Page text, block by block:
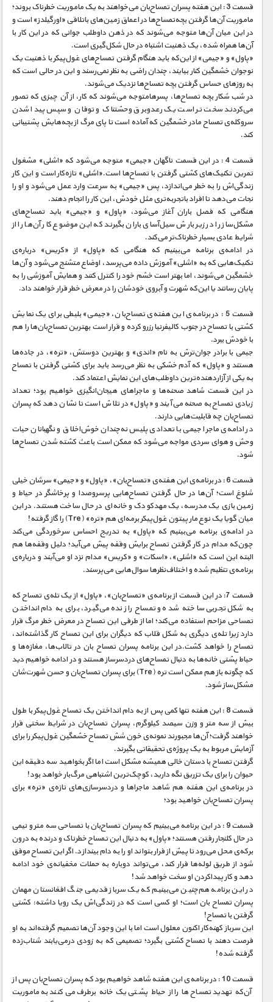
قسمت 3 : این هفته پسران تمساح‌بان می‌خواهند به یک ماموریت خطرناک بروند؛
ماموریت آن‌ها گرفتن بچه‌تمساح‌ها در اعماق زمین‌های باتلاقی «اورگیلدز» است و
در این میان آن‌ها متوجه می‌شوند که در ذهن داوطلب جوانی که در این کار با
آن‌ها همراه شده، یک ذهنیت اشتباه در حال شکل‌گیری است.
«پاول» و «جیمی» از این‌که باید هنگام گرفتن تمساح‌های غول‌پیکر با ذهنیت یک
نوجوان خشمگین کنار بیایند، چندان راضی به نظر نمی‌رسند و این در حالی است که
به روزهای حساس گرفتن بچه تمساح‌ها نزدیک می‌شوند.
در شب شکار بچه تمساح‌ها، پسرهامتوجه می‌شوند که کار، از آن چیزی که تصور
می‌کردند سخت تر است یک رعدوبرق وحشتناک و توفان و سپس پیدا شدن
سروکله‌ی تمساح مادر خشمگین که آماده است تا پای مرگ از بچه‌هایش پشتیبانی
کند.
قسمت 4 : در این قسمت ناگهان «جیمی» متوجه می‌شود که «اشلی» مشغول
تمرین تکنیک‌های کشتی گرفتن با تمساح‌ها است.«اشلی» تازه‌کار است و این کار
زندگی‌اش را به خطر می‌اندازد، پس «جیمی» به سرعت وارد عمل می‌شود و او را
نجات می‌دهد تا افراد باتجربه‌تری مثل خودش، این کار را انجام دهند.
هنگامی که فصل باران آغاز می‌شود، «پاول» و «جیمی» باید تمساح‌های
مشکل‌ساز را در زیر بارش سیل‌آسای باران بگیرند که این موضوع کار آن‌ها را از
شرایط عادی بسیار خطرناک‌تر می‌کند.
در ادامه‌ی برنامه می‌بینیم که هنگامی که «پاول» از «کریس» درباره‌ی
تکنیک‌هایی که به «اشلی» آموزش داده می‌پرسد، اوضاع متشنج می‌شود و آن‌ها
خشمگین می‌شوند، اما بهتر است خشم خود را کنترل کنند و همایش آموزشی را به
پایان رسانند یا این‌که شهرت و آبروی خودشان را در معرض خطر قرار خواهند داد.
قسمت 5 : در برنامه‌ی این هفته‌ی تمساح‌بان، «جیمی» بلیطی برای یک نمایش
کشتی با تمساح در جنوب کالیفرنیا رزرو کرده و قرار است بهترین تمساح‌بان‌ها را هم
با خودش ببرد.
جیمی با برادر جوان‌ترش به نام «اندی» و بهترین دوستش، «تره»، در جاده‌ها
هستند و «پاول» که آدم خشکی به نظر می‌رسد باید برای کشتی گرفتن با تمساح
به یکی از آزاردهنده‌ترین داوطلب‌های این نمایش اعتماد کند.
در این قسمت شاهد صحنه‌ها و ماجراهای هیجان‌انگیزی خواهیم بود؛ تعداد
زیادی تمساح به صحنه می‌آیند و «پاول» در تلاش است تا نشان دهد که پسران
تمساح‌بان چه قابلیت‌هایی دارند.
در ادامه‌ی ماجرا جیمی با تعدادی پلیس نه‌چندان خوش‌اخلاق و نگهبانان حیات
وحش و هوای سردی مواجه می‌شود که ممکن است باعث کشته شدن تمساح‌ها
شود.
قسمت 6 : در برنامه‌ی این هفته‌ی «تمساح‌بان»، «پاول» و «جیمی» سرشان خیلی
شلوغ است؛ آن‌ها در حال گرفتن تمساح‌هایی پرسروصدا و پرخاشگر در حیاط و
زمین بازی یک مدرسه، یک مهدکودک و خانه‌ای در حال ساخت هستند. در این
میان گویا یک نوع مار پیتون غول‌پیکر برمه‌ای هم «تره» (Tre) را گاز گرفته!
در ادامه‌ی برنامه می‌بینیم که «پاول» به تدریج احساس سرخوردگی می‌کند
چون‌که مدام در کار گرفتن تمساح برایش وقفه پیش می‌آید؛ دلیل وقفه‌‌ها هم
البته این است که «اشلی»، «اسکات» و «کریس» مدام نزد او می‌آیند و درباره‌ی
برنامه‌ی تنظیم شده و اختلاف‌نظرها سوال‌هایی می‌پرسند.
قسمت 7: در این قسمت از برنامه‌ی «تمساح‌بان»، «پاول» از یک تله‌ی تمساح که
به شکل تجربی ساخته شده و تمساح را زنده می‌گیرد، برای به دام انداختن
تمساحی مزاحم استفاده می‌کند؛ اما از طرفی این تمساح در معرض خطر مرگ قرار
دارد زیرا تله‌‌ی دیگری به شکل قلاب که دیگران برای این تمساح کار گذاشته‌اند،
تمساح را خواهد کشت.در این برنامه پسران تمساح بان در تالاب‌ها، مغازه‌ها و
حیاط پشتی خانه‌ها به دنبال تمساح‌های دردسرساز هستند و در ادامه‌ خواهیم دید
که چگونه باز هم ممکن است تره (Tre) برای پسران تمساح‌بان و حسن شهرت‌شان
مشکل‌ساز شود.
قسمت 8 : این هفته تنها کمی پس از به دام انداختن یک تمساح غول‌پیکر با طول
بیش از سه متر و وزن سیصد کیلوگرم، پسران تمساح‌بان در شرایط سختی قرار
خواهند گرفت؛ آن‌ها مجبورند نمونه‌ی خون شش تمساح خشمگین غول‌پیکر را برای
آزمایش مربوط به یک پروژه‌ی تحقیقاتی بگیرند.
گرفتن تمساح با دستان خالی همیشه مشکل است اما اگر بخواهید سه دقیقه این
حیوان را برای یک تزریق نگه دارید، کوچک‌ترین اشتباهی مرگ‌بار خواهد بود!
در برنامه‌ی این هفته هم شاهد ماجراها و دردسرسازی‌های تازه‌ی «تره» برای
پسران تمساح‌بان خواهید بود؛
قسمت 9 : در این برنامه می‌بینیم که پسران تمساح‌بان با تمساحی سه متر و نیمی
در حال کلنجار رفتن هستند؛ «پاول» به دنبال این تمساح خطرناک و درنده به درون
برکه‌ی محل می‌رود تا پیش از فرار بتواند او را به دام بیندازد. اگر این تمساح موفق
شود از طریق لوله‌ها فرار کند، می‌تواند دوباره به حملات مخفیانه‌ی خود ادامه
دهد و کار پیداکردن او سخت خواهد شد!
در این برنامه هم‌چنین می‌بینیم که یک سرباز قدیمی جنگ افغانستان مهمان
پسران تمساح بان است؛ او کسی است که در زندگی‌اش یک رویا داشته: کشتی
گرفتن با تمساح!
این سرباز کهنه‌کار اکنون معلول است اما با این وجود آن‌ها تصمیم گرفته‌اند به او
فرصت دهند با تمساح کشتی بگیرد؛ تصمیمی که به زودی درمی‌یابند شتاب‌زده
گرفته شده!
قسمت 10 : در برنامه‌ی این هفته شاهد خواهیم بود که پسران تمساح‌بان پس از
آن‌که تهدید تمساح‌ها را از حیاط پشتی یک خانه برطرف می‌‌کنند به ماموریت